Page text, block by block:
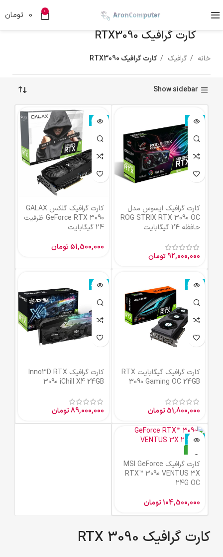
0
0 تومان
کارت گرافیک RTX3090
خانه گرافیک کارت گرافیک RTX3090
Show sidebar
ناموجود
کارت گرافیک ایسوس مدل
ROG STRIX RTX 3090 OC
حافظه 24 گیگابایت
92,000,000تومان
ناموجود
کارت گرافیک گلکس GALAX
GeForce RTX 3090 ظرفیت
24 گیگابایت
51,500,000 تومان
ناموجود
کارت گرافیک گیگابایت RTX
3090 Gaming OC 24GB
51,800,000تومان
ناموجود
کارت گرافیک Inno3D RTX
3090 iChill X4 24GB
89,000,000تومان
ناموجود
کارت گرافیک MSI GeForce
RTX™ 3090 VENTUS 3X
24G OC
104,500,000تومان
کارت گرافیک RTX 3090